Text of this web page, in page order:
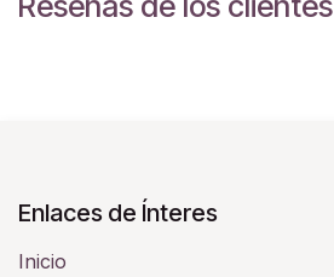
Enlaces de Ínteres
Inicio